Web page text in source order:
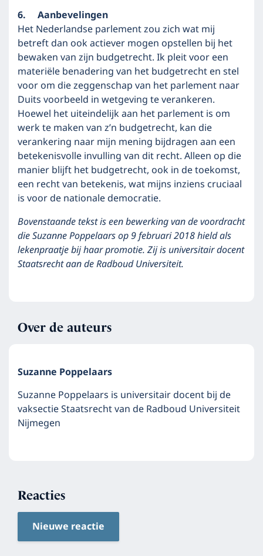
6. Aanbevelingen
Het Nederlandse parlement zou zich wat mij
betreft dan ook actiever mogen opstellen bij het
bewaken van zijn budgetrecht. Ik pleit voor een
materiële benadering van het budgetrecht en stel
voor om die zeggenschap van het parlement naar
Duits voorbeeld in wetgeving te verankeren.
Hoewel het uiteindelijk aan het parlement is om
werk te maken van z’n budgetrecht, kan die
verankering naar mijn mening bijdragen aan een
betekenisvolle invulling van dit recht. Alleen op die
manier blijft het budgetrecht, ook in de toekomst,
een recht van betekenis, wat mijns inziens cruciaal
is voor de nationale democratie.
Bovenstaande tekst is een bewerking van de voordracht
die Suzanne Poppelaars op 9 februari 2018 hield als
lekenpraatje bij haar promotie. Zij is universitair docent
Staatsrecht aan de Radboud Universiteit.
Over de auteurs
Suzanne Poppelaars
Suzanne Poppelaars is universitair docent bij de
vaksectie Staatsrecht van de Radboud Universiteit
Nijmegen
Reacties
Nieuwe reactie